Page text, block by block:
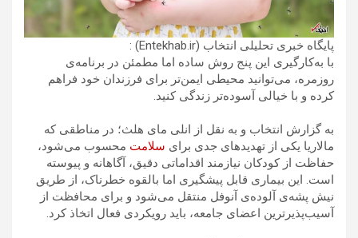
پایگاه خبری تحلیلی انتخاب (Entekhab.ir) :
با به‌کارگیری این پنج روش ساده اما مطمئن در برنامه‌ی
روزمره، می‌توانید محیطی ایمن‌تر برای فرزندان خود فراهم
کرده و با خیالی آسوده‌تر زندگی کنید.
به گزارش انتخاب و به نقل از انلی مای هلث؛ در مناطقی که
مالاریا یکی از تهدیدهای جدی برای سلامت محسوب می‌شود،
حفاظت از کودکان نیازمند اقداماتی دقیق، آگاهانه و پیوسته
است. این بیماری قابل پیشگیری اما بالقوه خطرناک، از طریق
نیش پشه‌ی آلوده‌ی آنوفل منتقل می‌شود و برای محافظت از
آسیب‌پذیرترین اعضای جامعه، باید رویکردی فعال اتخاذ کرد.